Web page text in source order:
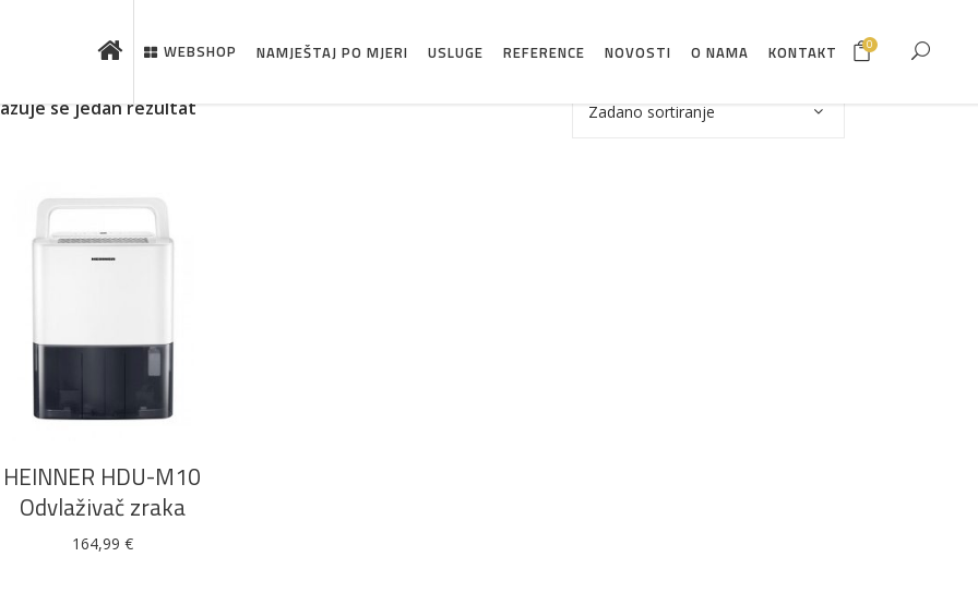
je novo u ponudi
WEBSHOP NAMJEŠTAJ PO MJERI USLUGE REFERENCE NOVOSTI O NAMA KONTAKT 0
se jedan rezultat Zadano sortiranje
DODAJ U KOŠARICU
HEINNER HDU-M10
Odvlaživač zraka
164,99 €